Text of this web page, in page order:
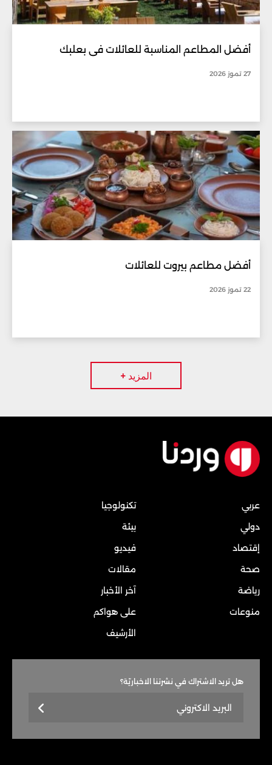
أفضل المطاعم المناسبة للعائلات في بعلبك
27 تموز 2026
أفضل مطاعم بيروت للعائلات
22 تموز 2026
المزيد +
عربي
دولي
إقتصاد
صحة
رياضة
منوعات
تكنولوجيا
بيئة
فيديو
مقالات
آخر الأخبار
على هواكم
الأرشيف
هل تريد الاشتراك في نشرتنا الاخباريّة؟